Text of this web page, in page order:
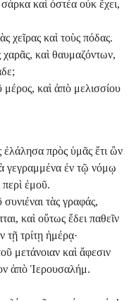
καὶ ὀστέα οὐκ ἔχει,
χεῖρας καὶ τοὺς πόδας.
καὶ θαυμαζόντων,
καὶ ἀπὸ μελισσίου
ἐλάλησα πρὸς ὑμᾶς ἔτι ὢν
γεγραμμένα ἐν τῷ νόμῳ
ἐμοῦ.
τὰς γραφάς,
καὶ οὕτως ἔδει παθεῖν
τῇ τρίτῃ ἡμέρᾳ·
μετάνοιαν καὶ ἄφεσιν
ἀπὸ Ἱερουσαλήμ.